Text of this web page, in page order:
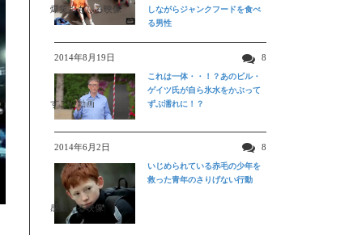
爆笑おもしろ映像
しながらジャンクフードを食べ
る男性
2014年8月19日 8
すごい動画
これは一体・・！？あのビル・
ゲイツ氏が自ら氷水をかぶって
ずぶ濡れに！？
2014年6月2日 8
感動する映像
いじめられている赤毛の少年を
救った青年のさりげない行動